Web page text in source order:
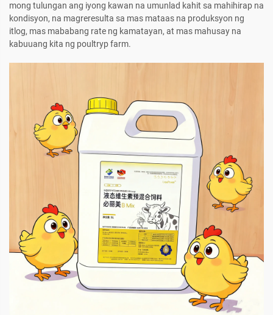
mong tulungan ang iyong kawan na umunlad kahit sa mahihirap na
kondisyon, na magreresulta sa mas mataas na produksyon ng
itlog, mas mababang rate ng kamatayan, at mas mahusay na
kabuuang kita ng poultryp farm.